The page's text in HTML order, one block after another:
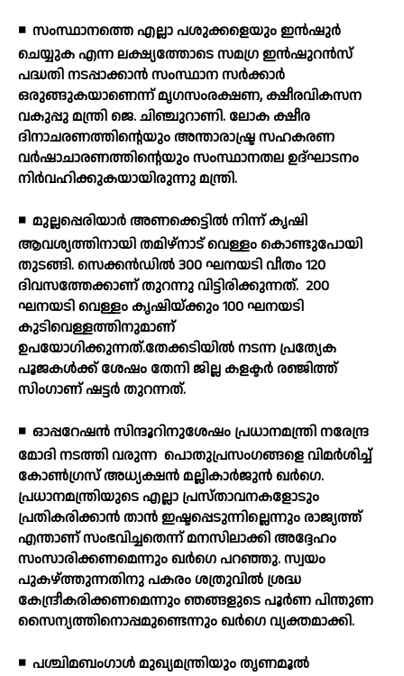
◾ സംസ്ഥാനത്തെ എല്ലാ പശുക്കളെയും ഇന്‍ഷുര്‍
ചെയ്യുക എന്ന ലക്ഷ്യത്തോടെ സമഗ്ര ഇന്‍ഷുറന്‍സ്
പദ്ധതി നടപ്പാക്കാന്‍ സംസ്ഥാന സര്‍ക്കാര്‍
ഒരുങ്ങുകയാണെന്ന് മൃഗസംരക്ഷണ, ക്ഷീരവികസന
വകുപ്പു മന്ത്രി ജെ. ചിഞ്ചുറാണി. ലോക ക്ഷീര
ദിനാചരണത്തിന്റെയും അന്താരാഷ്ട്ര സഹകരണ
വര്‍ഷാചാരണത്തിന്റെയും സംസ്ഥാനതല ഉദ്ഘാടനം
നിര്‍വഹിക്കുകയായിരുന്നു മന്ത്രി.
◾ മുല്ലപ്പെരിയാര്‍ അണക്കെട്ടില്‍ നിന്ന് കൃഷി
ആവശ്യത്തിനായി തമിഴ്നാട് വെള്ളം കൊണ്ടുപോയി
തുടങ്ങി. സെക്കന്‍ഡില്‍ 300 ഘനയടി വീതം 120
ദിവസത്തേക്കാണ് തുറന്നു വിട്ടിരിക്കുന്നത്. 200
ഘനയടി വെള്ളം കൃഷിയ്ക്കും 100 ഘനയടി
കുടിവെള്ളത്തിനുമാണ്
ഉപയോഗിക്കുന്നത്.തേക്കടിയില്‍ നടന്ന പ്രത്യേക
പൂജകള്‍ക്ക് ശേഷം തേനി ജില്ല കളക്ടര്‍ രഞ്ജിത്ത്
സിംഗാണ് ഷട്ടര്‍ തുറന്നത്.
◾ ഓപ്പറേഷന്‍ സിന്ദൂറിനുശേഷം പ്രധാനമന്ത്രി നരേന്ദ്ര
മോദി നടത്തി വരുന്ന പൊതുപ്രസംഗങ്ങളെ വിമര്‍ശിച്ച്
കോണ്‍ഗ്രസ് അധ്യക്ഷന്‍ മല്ലികാര്‍ജുന്‍ ഖര്‍ഗെ.
പ്രധാനമന്ത്രിയുടെ എല്ലാ പ്രസ്താവനകളോടും
പ്രതികരിക്കാന്‍ താന്‍ ഇഷ്ടപ്പെടുന്നില്ലെന്നും രാജ്യത്ത്
എന്താണ് സംഭവിച്ചതെന്ന് മനസിലാക്കി അദ്ദേഹം
സംസാരിക്കണമെന്നും ഖര്‍ഗെ പറഞ്ഞു. സ്വയം
പുകഴ്ത്തുന്നതിനു പകരം ശത്രുവില്‍ ശ്രദ്ധ
കേന്ദ്രീകരിക്കണമെന്നും ഞങ്ങളുടെ പൂര്‍ണ പിന്തുണ
സൈന്യത്തിനൊപ്പമുണ്ടെന്നും ഖര്‍ഗെ വ്യക്തമാക്കി.
◾ പശ്ചിമബംഗാള്‍ മുഖ്യമന്ത്രിയും തൃണമൂല്‍